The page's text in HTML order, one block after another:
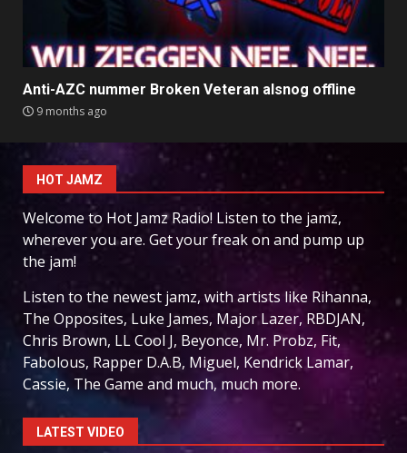
Anti-AZC nummer Broken Veteran alsnog offline
9 months ago
HOT JAMZ
Welcome to Hot Jamz Radio! Listen to the jamz,
wherever you are. Get your freak on and pump up
the jam!
Listen to the newest jamz, with artists like Rihanna,
The Opposites, Luke James, Major Lazer, RBDJAN,
Chris Brown, LL Cool J, Beyonce, Mr. Probz, Fit,
Fabolous, Rapper D.A.B, Miguel, Kendrick Lamar,
Cassie, The Game and much, much more.
LATEST VIDEO